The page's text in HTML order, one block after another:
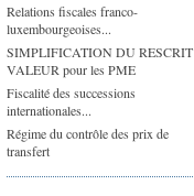
Relations fiscales franco-
luxembourgeoises...
SIMPLIFICATION DU RESCRIT
VALEUR pour les PME
Fiscalité des successions
internationales...
Régime du contrôle des prix de
transfert